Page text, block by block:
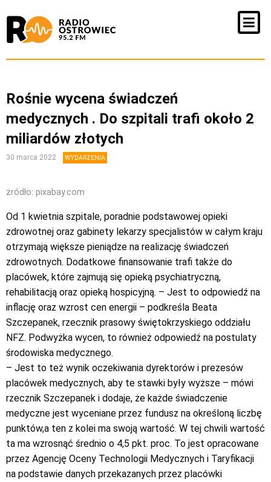
Rośnie wycena świadczeń
medycznych . Do szpitali trafi około 2
miliardów złotych
30 marca 2022 WYDARZENIA
żródło: pixabay.com
Od 1 kwietnia szpitale, poradnie podstawowej opieki
zdrowotnej oraz gabinety lekarzy specjalistów w całym kraju
otrzymają większe pieniądze na realizację świadczeń
zdrowotnych. Dodatkowe finansowanie trafi także do
placówek, które zajmują się opieką psychiatryczną,
rehabilitacją oraz opieką hospicyjną. – Jest to odpowiedź na
inflację oraz wzrost cen energii – podkreśla Beata
Szczepanek, rzecznik prasowy świętokrzyskiego oddziału
NFZ. Podwyżka wycen, to również odpowiedź na postulaty
środowiska medycznego.
– Jest to też wynik oczekiwania dyrektorów i prezesów
placówek medycznych, aby te stawki były wyższe – mówi
rzecznik Szczepanek i dodaje, że każde świadczenie
medyczne jest wyceniane przez fundusz na określoną liczbę
punktów,a ten z kolei ma swoją wartość. W tej chwili wartość
ta ma wzrosnąć średnio o 4,5 pkt. proc. To jest opracowane
przez Agencję Oceny Technologii Medycznych i Taryfikacji
na podstawie danych przekazanych przez placówki